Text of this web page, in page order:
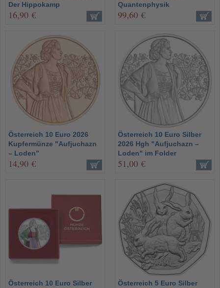
Der Hippokamp
16,90 €
Quantenphysik
99,60 €
Österreich 10 Euro 2026
Kupfermünze "Aufjuchazn
– Loden"
14,90 €
Österreich 10 Euro Silber
2026 Hgh "Aufjuchazn –
Loden" im Folder
51,00 €
Österreich 10 Euro Silber
Österreich 5 Euro Silber